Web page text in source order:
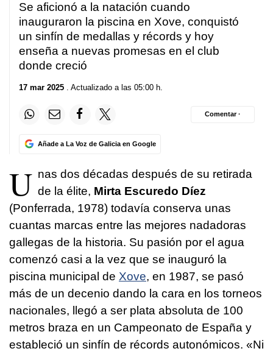
Se aficionó a la natación cuando
inauguraron la piscina en Xove, conquistó
un sinfín de medallas y récords y hoy
enseña a nuevas promesas en el club
donde creció
17 mar 2025 . Actualizado a las 05:00 h.
Añade a La Voz de Galicia en Google
Comentar ·
U nas dos décadas después de su retirada
de la élite, Mirta Escuredo Díez
(Ponferrada, 1978) todavía conserva unas
cuantas marcas entre las mejores nadadoras
gallegas de la historia. Su pasión por el agua
comenzó casi a la vez que se inauguró la
piscina municipal de Xove, en 1987, se pasó
más de un decenio dando la cara en los torneos
nacionales, llegó a ser plata absoluta de 100
metros braza en un Campeonato de España y
estableció un sinfín de récords autonómicos. «Ni